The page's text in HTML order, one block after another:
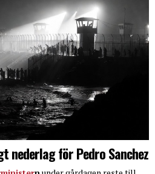
nederlag för Pedro Sanchez